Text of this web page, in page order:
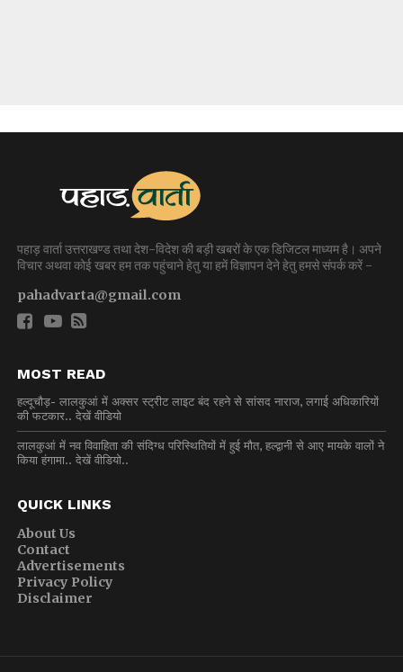
पहाड़ वार्ता उत्तराखण्ड तथा देश-विदेश की बड़ी खबरों के एक डिजिटल माध्यम है। अपने
विचार अथवा कोई खबर हम तक पहुंचाने हेतु या हमें विज्ञापन देने हेतु हमसे संपर्क करें -
pahadvarta@gmail.com
MOST READ
हल्दूचौड़- लालकुआं में अक्सर स्ट्रीट लाइट बंद रहने से सांसद नाराज, लगाई अधिकारियों
की फटकार.. देखें वीडियो
लालकुआं में नव विवाहिता की संदिग्ध परिस्थितियों में हुई मौत, हल्द्वानी से आए मायके वालों ने
किया हंगामा.. देखें वीडियो..
QUICK LINKS
About Us
Contact
Advertisements
Privacy Policy
Disclaimer